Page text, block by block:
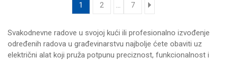
1 2 ... 7
Svakodnevne radove u svojoj kući ili profesionalno izvođenje
određenih radova u građevinarstvu najbolje ćete obaviti uz
električni alat koji pruža potpunu preciznost, funkcionalnost i